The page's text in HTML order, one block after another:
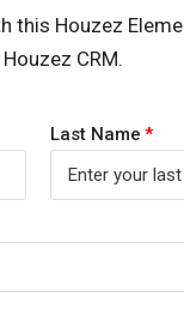
this Houzez
CRM.
Last Name